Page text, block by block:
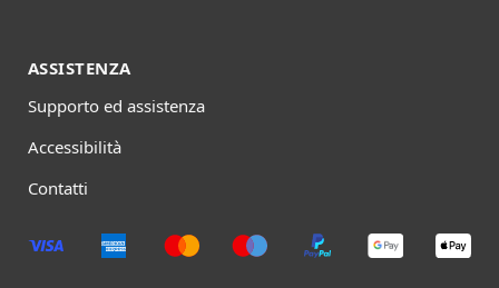
ASSISTENZA
Supporto ed assistenza
Accessibilità
Contatti